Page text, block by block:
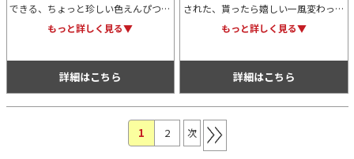
できる、ちょっと珍しい色えんぴつの
12色セットです。お子様向けのイベ
ティ、特典、景品等におすすめです。
もっと詳しく見る▼
詳細はこちら
された、貰ったら嬉しい一風変わった
色鉛筆12色セットです。ちょっとし
しておすすめ。是非ご活用ください。
もっと詳しく見る▼
詳細はこちら
1 (現位置)
2 次